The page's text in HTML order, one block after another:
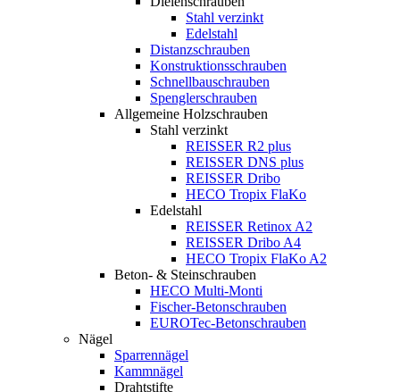
Stahl verzinkt
Edelstahl
Distanzschrauben
Konstruktionsschrauben
Schnellbauschrauben
Spenglerschrauben
Allgemeine Holzschrauben
Stahl verzinkt
REISSER R2 plus
REISSER DNS plus
REISSER Dribo
HECO Tropix FlaKo
Edelstahl
REISSER Retinox A2
REISSER Dribo A4
HECO Tropix FlaKo A2
Beton- & Steinschrauben
HECO Multi-Monti
Fischer-Betonschrauben
EUROTec-Betonschrauben
Nägel
Sparrennägel
Kammnägel
Drahtstifte